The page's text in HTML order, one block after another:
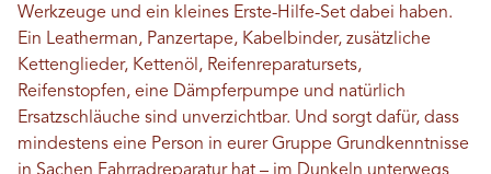
Werkzeuge und ein kleines Erste-Hilfe-Set dabei haben.
Ein Leatherman, Panzertape, Kabelbinder, zusätzliche
Kettenglieder, Kettenöl, Reifenreparatursets,
Reifenstopfen, eine Dämpferpumpe und natürlich
Ersatzschläuche sind unverzichtbar. Und sorgt dafür, dass
mindestens eine Person in eurer Gruppe Grundkenntnisse